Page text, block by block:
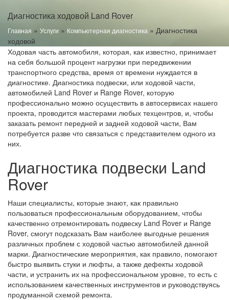
Диагностика ходовой Land Rover
Главная » Услуги » Компьютерная диагностика » Диагностика
ходовой
Ходовая часть автомобиля, которая, как известно, принимает
на себя большой процент нагрузки при передвижении
транспортного средства, время от времени нуждается в
диагностике. Диагностика подвески, или ходовой части,
автомобилей Land Rover и Range Rover, которую
профессионально можно осуществить в автосервисах нашего
проекта, проводится мастерами любых техцентров, и, чтобы
заказать ремонт передней и задней ходовой части, Вам
потребуется разве что связаться с представителем одного из
них.
Диагностика подвески Land
Rover
Наши специалисты, которые знают, как правильно
пользоваться профессиональным оборудованием, чтобы
качественно отремонтировать подвеску Land Rover и Range
Rover, смогут подсказать Вам наиболее выгодные решения
различных проблем с ходовой частью автомобилей данной
марки. Диагностические мероприятия, как правило, помогают
быстро выявить стуки и люфты, а также дефекты ходовой
части, и устранить их на профессиональном уровне, то есть с
использованием качественных инструментов и руководствуясь
продуманной схемой ремонта.